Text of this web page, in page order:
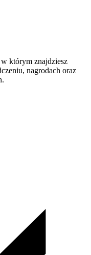
którym znajdziesz
nagrodach oraz